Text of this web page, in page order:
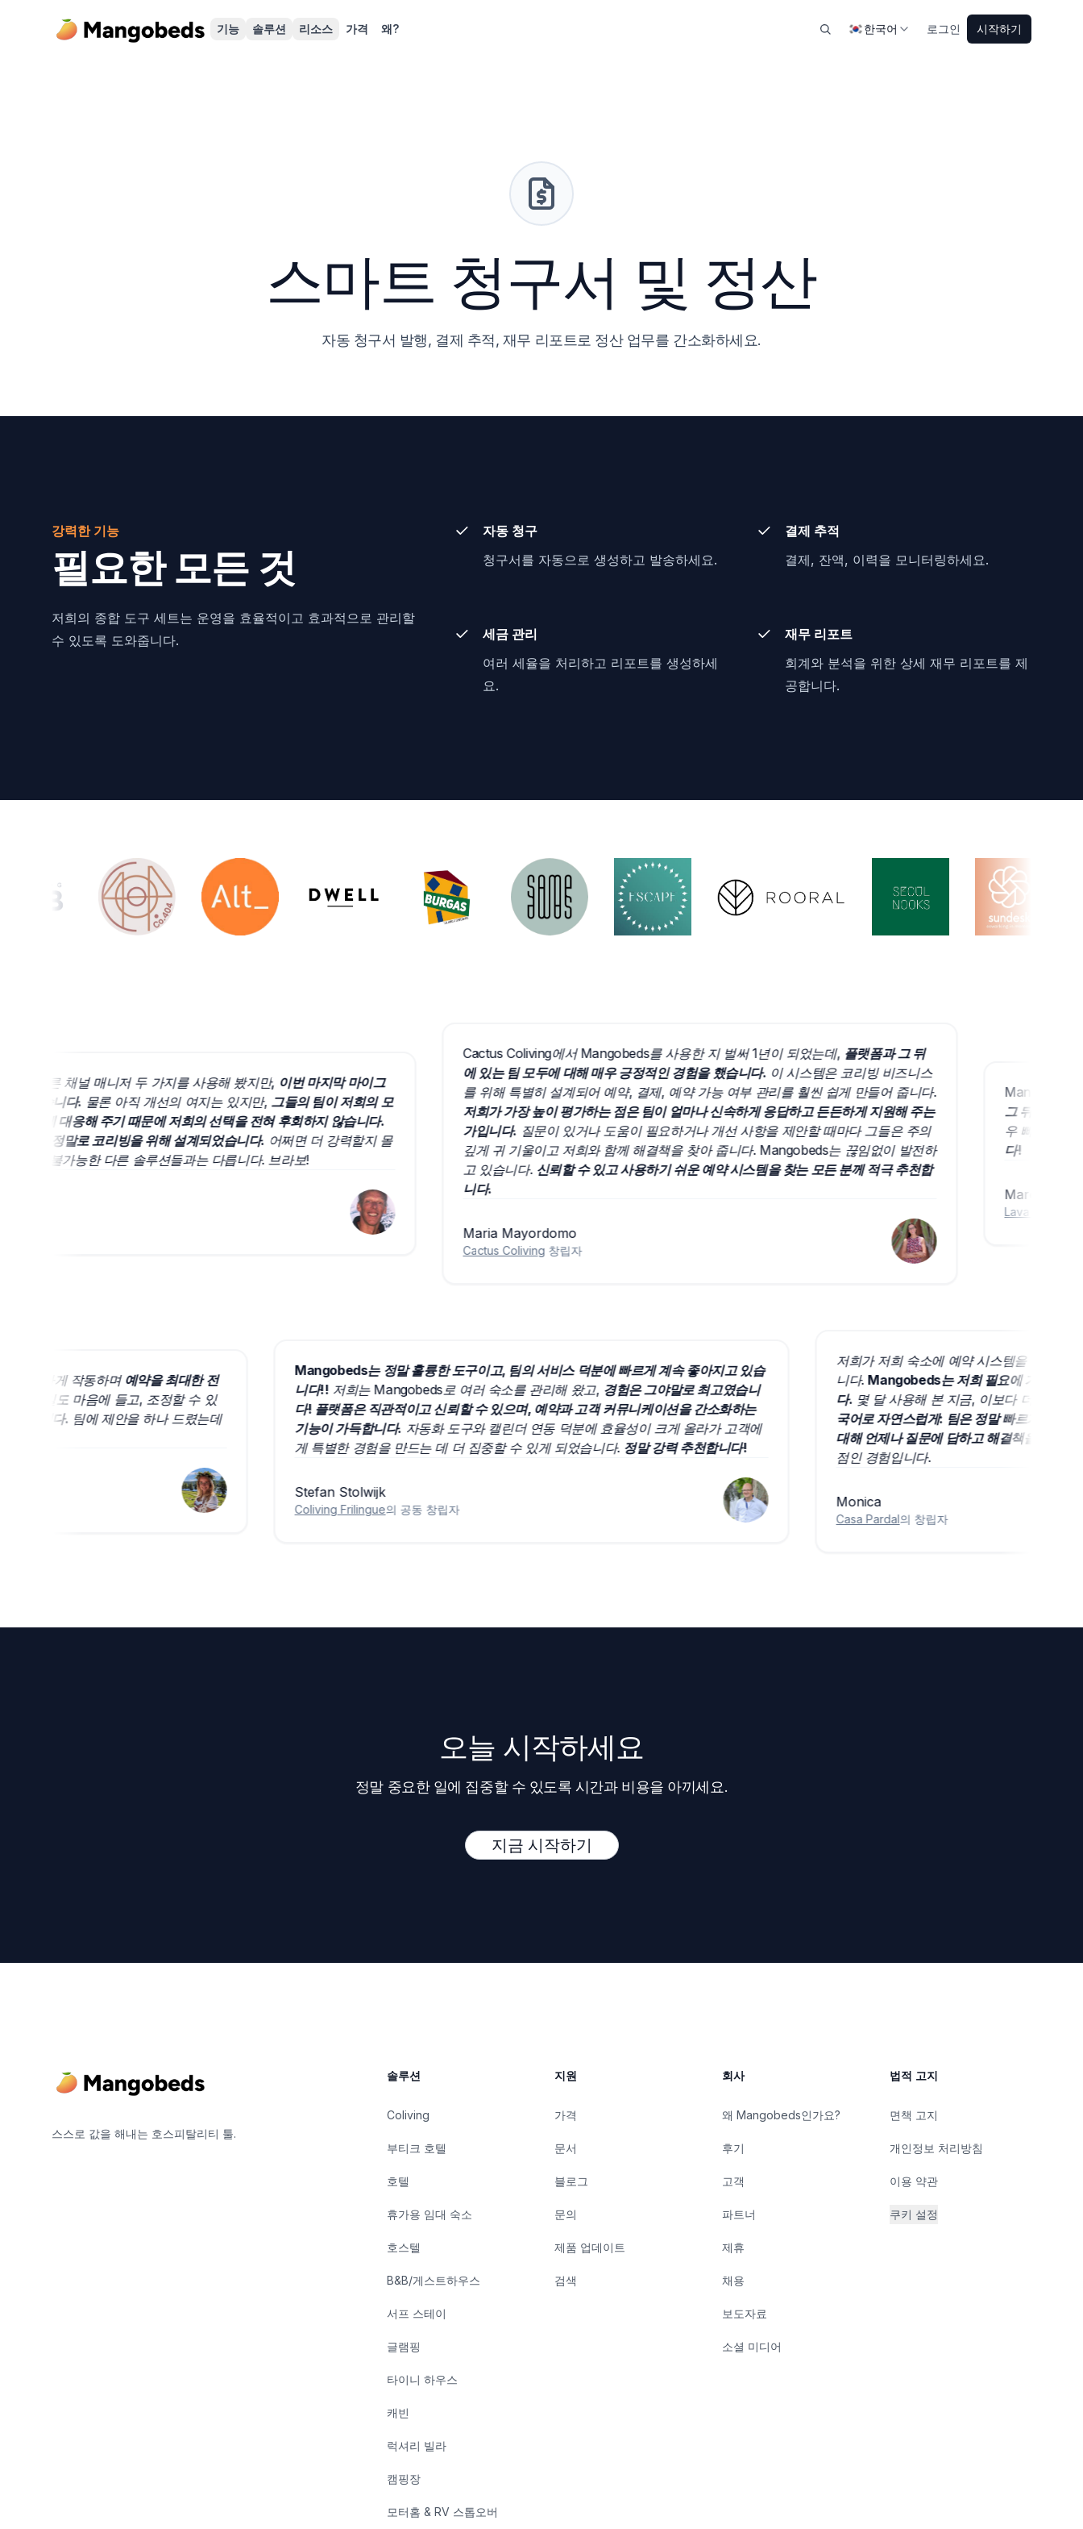
기능 솔루션 리소스 가격 왜? 한국어 로그인 시작하기
스마트 청구서 및 정산
자동 청구서 발행, 결제 추적, 재무 리포트로 정산 업무를 간소화하세요.
강력한 기능
필요한 모든 것
저희의 종합 도구 세트는 운영을 효율적이고 효과적으로 관리할
수 있도록 도와줍니다.
자동 청구
청구서를 자동으로 생성하고 발송하세요.
결제 추적
결제, 잔액, 이력을 모니터링하세요.
세금 관리
여러 세율을 처리하고 리포트를 생성하세
요.
재무 리포트
회계와 분석을 위한 상세 재무 리포트를 제
공합니다.
다른 채널 매니저 두 가지를 사용해 봤지만,이번 마지막 마이그
물론 아직 개선의 여지는 있지만,그들의 팀이 저희의 모
게 대응해 주기 때문에 저희의 선택을 전혀 후회하지 않습니다.
정말로 코리빙을 위해 설계되었습니다.어쩌면 더 강력할지 몰
불가능한 다른 솔루션들과는 다릅니다. 브라보!
Cactus Coliving에서 Mangobeds를 사용한 지 벌써 1년이 되었는데,플랫폼과 그 뒤
에 있는 팀 모두에 대해 매우 긍정적인 경험을 했습니다.이 시스템은 코리빙 비즈니스
를 위해 특별히 설계되어 예약, 결제, 예약 가능 여부 관리를 훨씬 쉽게 만들어 줍니다.
저희가 가장 높이 평가하는 점은 팀이 얼마나 신속하게 응답하고 든든하게 지원해 주는
가입니다.질문이 있거나 도움이 필요하거나 개선 사항을 제안할 때마다 그들은 주의
깊게 귀 기울이고 저희와 함께 해결책을 찾아 줍니다. Mangobeds는 끊임없이 발전하
고 있습니다.신뢰할 수 있고 사용하기 쉬운 예약 시스템을 찾는 모든 분께 적극 추천합
Maria Mayordomo
Cactus Coliving창립자
Mangobeds는
그 뒤에 있는 팀도
우 빠르게 답해 줍
Mareike Sudek
Lava Coliving
어로 완벽하게 작동하며예약을 최대한 전
폼의 스타일도 마음에 들고, 조정할 수 있
도움이 됩니다.팀에 제안을 하나 드렸는데
Mangobeds는 정말 훌륭한 도구이고, 팀의 서비스 덕분에 빠르게 계속 좋아지고 있습
니다!!저희는 Mangobeds로 여러 숙소를 관리해 왔고,경험은 그야말로 최고였습니
다! 플랫폼은 직관적이고 신뢰할 수 있으며, 예약과 고객 커뮤니케이션을 간소화하는
기능이 가득합니다.자동화 도구와 캘린더 연동 덕분에 효율성이 크게 올라가 고객에
게 특별한 경험을 만드는 데 더 집중할 수 있게 되었습니다.정말 강력 추천합니다!
Stefan Stolwijk
Coliving Frilingue의 공동 창립자
저희가 저희 숙소에 예약 시스템을 도
니다.Mangobeds는 저희 필요에 가장
다.몇 달 사용해 본 지금, 이보다 더 만
국어로 자연스럽게: 팀은 정말 빠르게
대해 언제나 질문에 답하고 해결책을
점인 경험입니다.
Monica
Casa Pardal의 창립자
오늘 시작하세요
정말 중요한 일에 집중할 수 있도록 시간과 비용을 아끼세요.
지금 시작하기
스스로 값을 해내는 호스피탈리티 툴.
솔루션
Coliving
부티크 호텔
호텔
휴가용 임대 숙소
호스텔
B&B/게스트하우스
서프 스테이
글램핑
타이니 하우스
캐빈
럭셔리 빌라
캠핑장
모터홈 & RV 스톱오버
지원
가격
문서
블로그
문의
제품 업데이트
검색
회사
왜 Mangobeds인가요?
후기
고객
파트너
제휴
채용
보도자료
소셜 미디어
법적 고지
면책 고지
개인정보 처리방침
이용 약관
쿠키 설정